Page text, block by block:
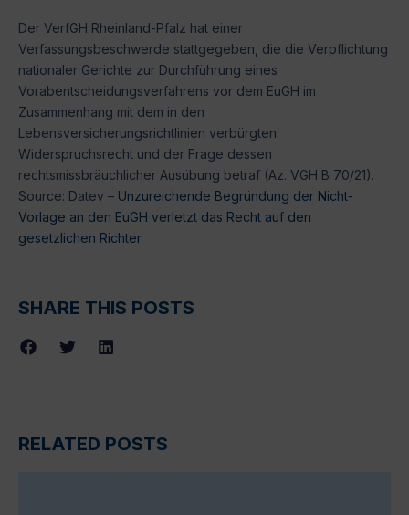
Der VerfGH Rheinland-Pfalz hat einer
Verfassungsbeschwerde stattgegeben, die die Verpflichtung
nationaler Gerichte zur Durchführung eines
Vorabentscheidungsverfahrens vor dem EuGH im
Zusammenhang mit dem in den
Lebensversicherungsrichtlinien verbürgten
Widerspruchsrecht und der Frage dessen
rechtsmissbräuchlicher Ausübung betraf (Az. VGH B 70/21).
Source: Datev – Unzureichende Begründung der Nicht-
Vorlage an den EuGH verletzt das Recht auf den
gesetzlichen Richter
SHARE THIS POSTS
RELATED POSTS